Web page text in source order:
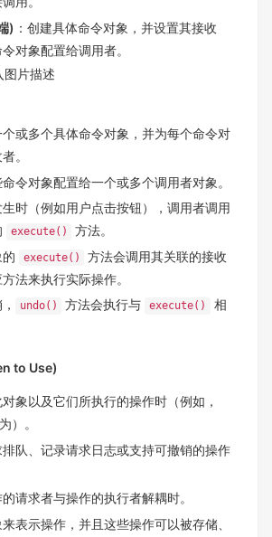
) ：创建具体命令对象，并设置其接收
对象配置给调用者。
或多个具体命令对象，并为每个命令对
。
令对象配置给一个或多个调用者对象。
时（例如用户点击按钮），调用者调用
execute()
方法。
execute()
方法会调用其关联的接收
法来执行实际操作。
undo() 方法会执行与 execute()
相
to Use)
象以及它们所执行的操作时（例如，
）。
队、记录请求日志或支持可撤销的操作
请求者与操作的执行者解耦时。
表示操作，并且这些操作可以被存储、